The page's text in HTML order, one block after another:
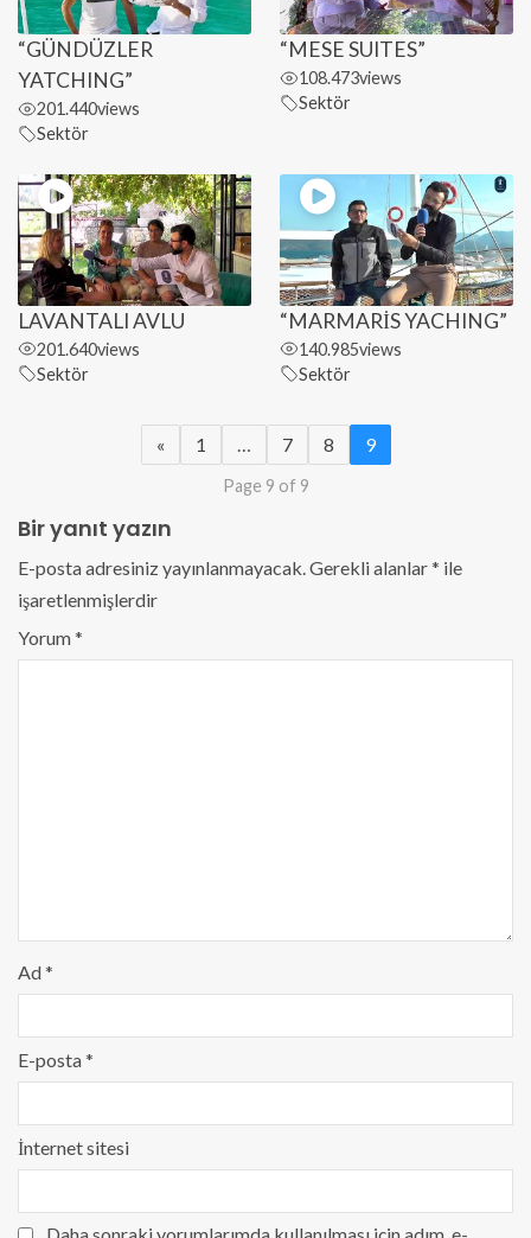
“GÜNDÜZLER
YATCHING”
201.440views
Sektör
“MESE SUITES”
108.473views
Sektör
LAVANTALI AVLU
201.640views
Sektör
“MARMARİS YACHING”
140.985views
Sektör
« 1 … 7 8 9
Page 9 of 9
Bir yanıt yazın
E-posta adresiniz yayınlanmayacak.Gerekli alanlar* ile
işaretlenmişlerdir
Yorum*
Ad*
E-posta*
İnternet sitesi